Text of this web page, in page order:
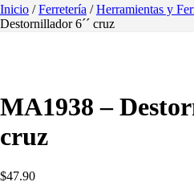
Inicio /Ferretería /Herramientas y
Destornillador 6´´ cruz
MA1938 –
cruz
$47.90